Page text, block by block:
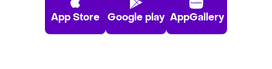
App Store Google play AppGallery